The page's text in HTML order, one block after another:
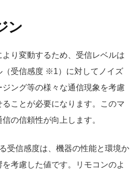
ン
り変動するため、受信レベルは
（受信感度 ※1）に対してノイズ
ング等の様々な通信現象を考慮
ることが必要になります。このマ
の信頼性が向上します。
受信感度は、機器の性能と環境か
考慮した値です。リモコンのよ